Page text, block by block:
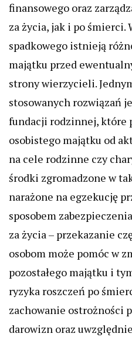
finansowego oraz
za życia, jak i po śmierci.
spadkowego istnieją
majątku przed
strony wierzycieli.
stosowanych rozwiązań
fundacji rodzinnej, które
osobistego majątku od
na cele rodzinne czy
środki zgromadzone w
narażone na egzekucję
sposobem
za życia – przekazanie
osobom może pomóc w
pozostałego majątku i
ryzyka roszczeń po
zachowanie ostrożności
darowizn oraz